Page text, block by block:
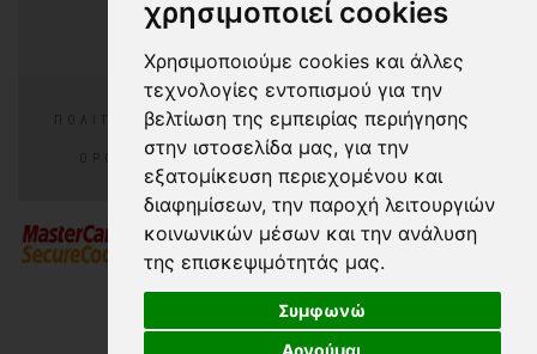
χρησιμοποιεί cookies
Χρησιμοποιούμε cookies και άλλες
τεχνολογίες εντοπισμού για την
βελτίωση της εμπειρίας περιήγησης
στην ιστοσελίδα μας, για την
εξατομίκευση περιεχομένου και
διαφημίσεων, την παροχή λειτουργιών
κοινωνικών μέσων και την ανάλυση
της επισκεψιμότητάς μας.
Συμφωνώ
Αρνούμαι
ΠΟΛΙΤΙΚΉ ΑΠΟΡΡΉΤΟΥ ΠΟΛΙΤΙΚΉ COOKIES
ΌΡΟΙ ΧΡΉΣΗΣ COOKIES PREFERENCES